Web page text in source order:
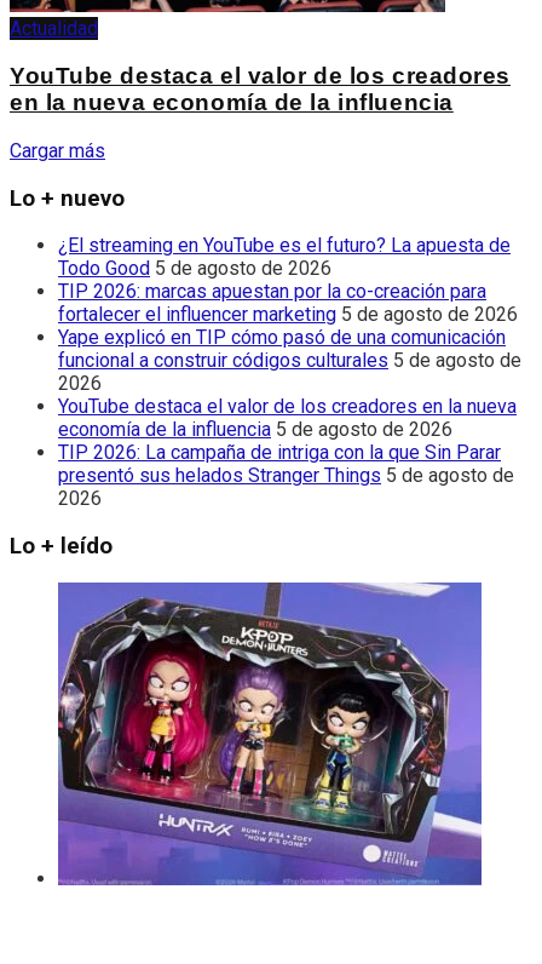
Actualidad
YouTube destaca el valor de los creadores
en la nueva economía de la influencia
Cargar más
Lo + nuevo
¿El streaming en YouTube es el futuro? La apuesta de
Todo Good 5 de agosto de 2026
TIP 2026: marcas apuestan por la co-creación para
fortalecer el influencer marketing 5 de agosto de 2026
Yape explicó en TIP cómo pasó de una comunicación
funcional a construir códigos culturales 5 de agosto de
2026
YouTube destaca el valor de los creadores en la nueva
economía de la influencia 5 de agosto de 2026
TIP 2026: La campaña de intriga con la que Sin Parar
presentó sus helados Stranger Things 5 de agosto de
2026
Lo + leído